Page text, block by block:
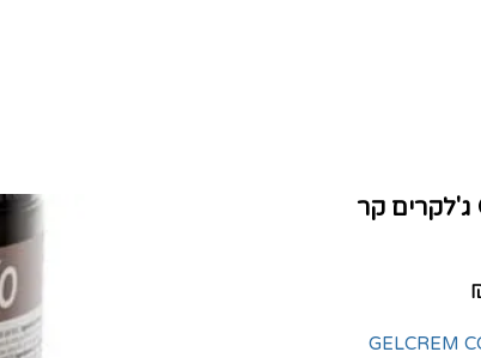
GELCREM COLD ג'לקרים קר